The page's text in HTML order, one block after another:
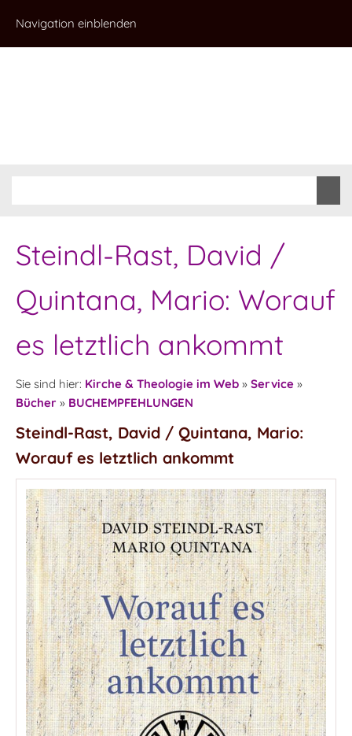
Navigation einblenden
Steindl-Rast, David /
Quintana, Mario: Worauf
es letztlich ankommt
Sie sind hier: Kirche & Theologie im Web » Service »
Bücher » BUCHEMPFEHLUNGEN
Steindl-Rast, David / Quintana, Mario:
Worauf es letztlich ankommt